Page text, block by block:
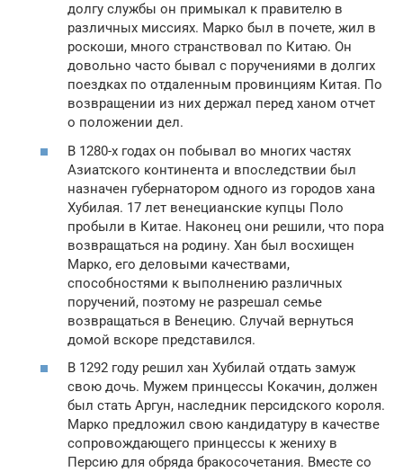
долгу службы он примыкал к правителю в
различных миссиях. Марко был в почете, жил в
роскоши, много странствовал по Китаю. Он
довольно часто бывал с поручениями в долгих
поездках по отдаленным провинциям Китая. По
возвращении из них держал перед ханом отчет
о положении дел.
В 1280-х годах он побывал во многих частях
Азиатского континента и впоследствии был
назначен губернатором одного из городов хана
Хубилая. 17 лет венецианские купцы Поло
пробыли в Китае. Наконец они решили, что пора
возвращаться на родину. Хан был восхищен
Марко, его деловыми качествами,
способностями к выполнению различных
поручений, поэтому не разрешал семье
возвращаться в Венецию. Случай вернуться
домой вскоре представился.
В 1292 году решил хан Хубилай отдать замуж
свою дочь. Мужем принцессы Кокачин, должен
был стать Аргун, наследник персидского короля.
Марко предложил свою кандидатуру в качестве
сопровождающего принцессы к жениху в
Персию для обряда бракосочетания. Вместе со